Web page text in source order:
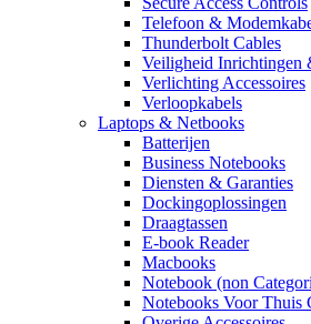
Telefoon &
Thunderbolt Cables
Veiligheid Inrichtingen
Verlichting Accessoires
Verloopkabels
Laptops & Netbooks
Batterijen
Business Notebooks
Diensten & Garanties
Dockingoplossingen
Draagtassen
E-book Reader
Macbooks
Notebook (non
Notebooks Voor Thuis